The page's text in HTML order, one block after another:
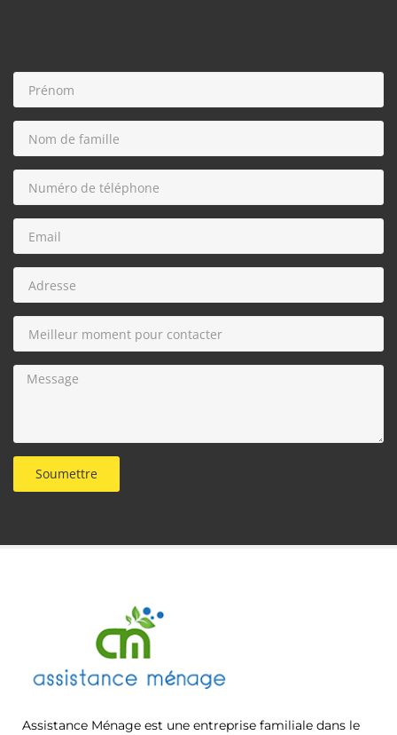
Soumettre
Assistance Ménage est une entreprise familiale dans le